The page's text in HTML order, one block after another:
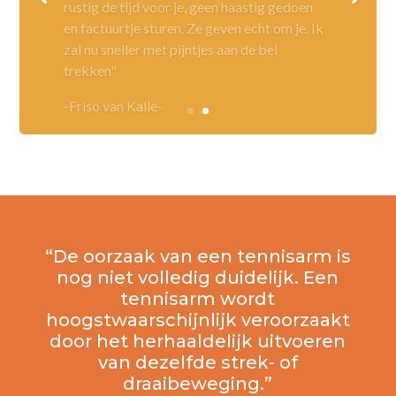
en factuurtje sturen. Ze geven echt om je. Ik
zal nu sneller met pijntjes aan de bel
trekken"
“De oorzaak van een tennisarm is
nog niet volledig duidelijk. Een
tennisarm wordt
hoogstwaarschijnlijk veroorzaakt
door het herhaaldelijk uitvoeren
van dezelfde strek- of
draaibeweging.”